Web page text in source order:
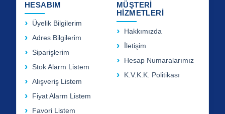
HESABIM
Üyelik Bilgilerim
Adres Bilgilerim
Siparişlerim
Stok Alarm Listem
Alışveriş Listem
Fiyat Alarm Listem
Favori Listem
MÜŞTERİ
HİZMETLERİ
Hakkımızda
İletişim
Hesap Numaralarımız
K.V.K.K. Politikası